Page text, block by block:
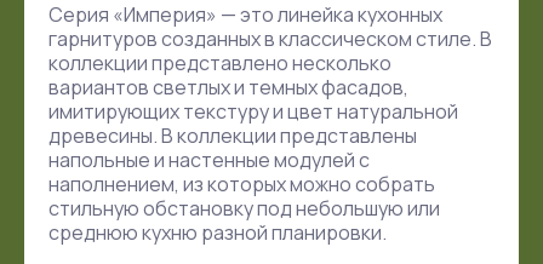
Серия «Империя» — это линейка кухонных
гарнитуров созданных в классическом стиле. В
коллекции представлено несколько
вариантов светлых и темных фасадов,
имитирующих текстуру и цвет натуральной
древесины. В коллекции представлены
напольные и настенные модулей с
наполнением, из которых можно собрать
стильную обстановку под небольшую или
среднюю кухню разной планировки.